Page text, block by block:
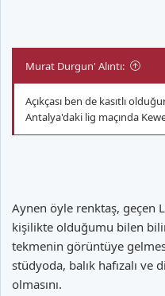
Murat Durgun' Alıntı:
Açıkçası ben de kasıtlı
Antalya'daki lig maçında
Aynen öyle renktaş, geçen
kişilikte olduğumu bilen
tekmenin görüntüye
stüdyoda, balık hafızalı
olmasını.